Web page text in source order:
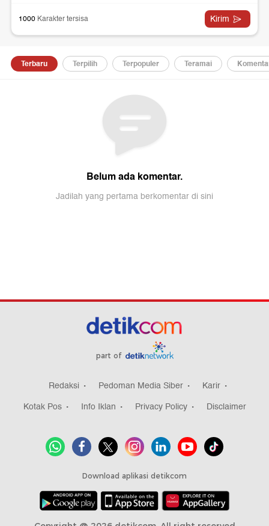
part of
Redaksi Pedoman Media Siber
Karir
Kotak Pos
Info Iklan Privacy Policy Disclaimer
Download aplikasi detikcom